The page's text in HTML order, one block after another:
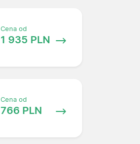
Cena od
1 935 PLN
Cena od
766 PLN